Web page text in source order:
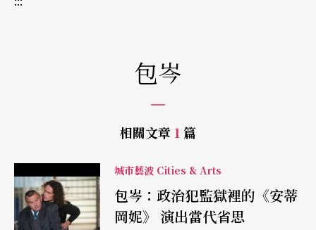
包岑
相關文章 1 篇
城市藝波 Cities & Arts
包岑：政治犯監獄裡的《安蒂
岡妮》 演出當代省思